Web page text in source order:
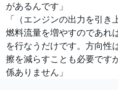
があるんです」
「（エンジンの出力を引き
燃料流量を増やすのであれ
を行なうだけです。方向性
擦を減らすことも必要です
係ありません」